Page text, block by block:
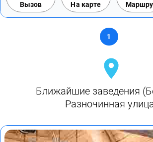
Вызов На карте
1
Ближайшие заведения
Разночинная